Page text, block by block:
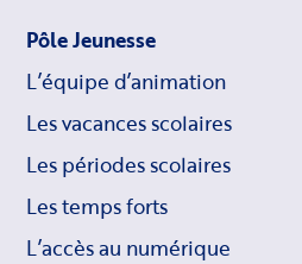
Pôle Jeunesse
L’équipe d’animation
Les vacances scolaires
Les périodes scolaires
Les temps forts
L’accès au numérique